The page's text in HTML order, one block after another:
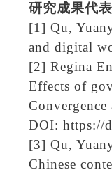
研究成果代
[1] Qu,
and digital
[2] Regina
Effects of
DOI: https://
[3] Qu,
Chinese